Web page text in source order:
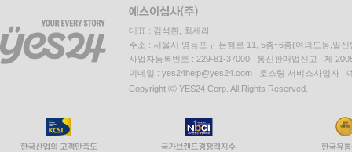
대표 : 김석환, 최세라
주소 : 서울시 영등포구 은행로 11, 5층~6층(여의도동,일신
사업자등록번호 : 229-81-37000 통신판매업신고 : 제
이메일 : yes24help@yes24.com 호스팅 서비스사업자 :
Copyright ⓒ YES24 Corp. All Rights Reserved.